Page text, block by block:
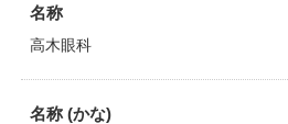
名称
高木眼科
名称 (かな)